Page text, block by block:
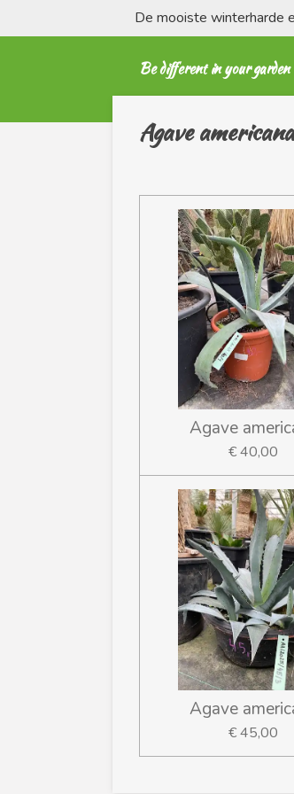
direct
De mooiste winterharde
Be different in your garden
Agave americana
Agave
€ 40,00
Agave
€ 45,00